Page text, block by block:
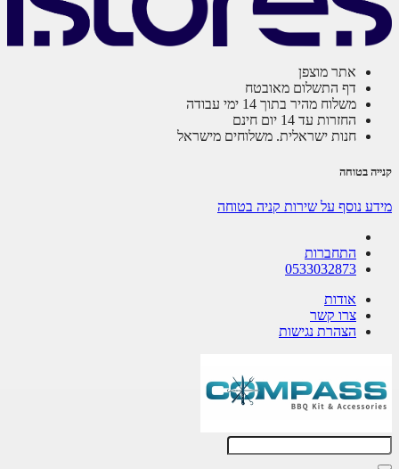
אתר מוצפן
דף התשלום מאובטח
משלוח מהיר בתוך 14 ימי עבודה
החזרות עד 14 יום חינם
חנות ישראלית. משלוחים מישראל
בטוחה
נוסף על שירות קניה בטוחה
התחברות
0533032873
אודות
צרו קשר
הצהרת נגישות